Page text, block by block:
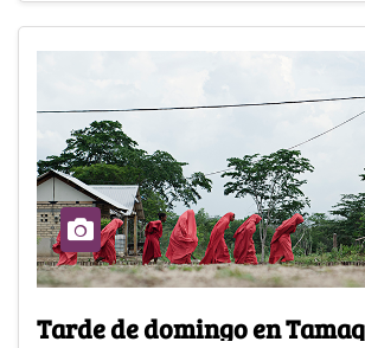
Tarde de domingo en